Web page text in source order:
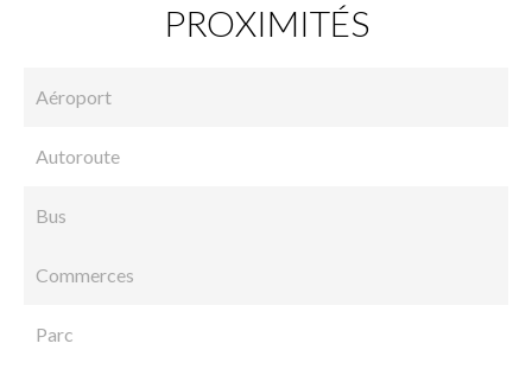
PROXIMITÉS
Aéroport
Autoroute
Bus
Commerces
Parc